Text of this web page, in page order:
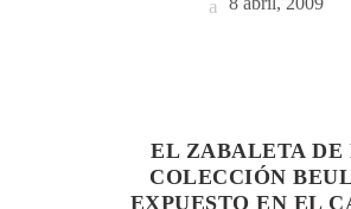
EL ZABALETA DE
COLECCIÓN
EXPUESTO EN EL